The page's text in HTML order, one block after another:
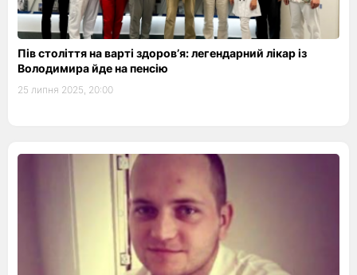
Пів століття на варті здоров’я: легендарний лікар із
Володимира йде на пенсію
25 липня 2025, 20:00